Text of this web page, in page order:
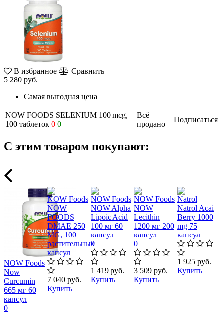
В избранное
Сравнить
5 280 руб.
Самая выгодная цена
NOW FOODS SELENIUM 100 mcg,
100 таблеток 0 0
Всё
продано
Подписаться
С этим товаром покупают:
NOW Foods
Now
Curcumin
665 мг 60
капсул
0
NOW Foods
NOW
FOODS
DMAE 250
MG, 100
растительных
капсул
7 040 руб.
Купить
NOW Foods
NOW Alpha
Lipoic Acid
100 мг 60
капсул
0
1 419 руб.
Купить
NOW Foods
NOW
Lecithin
1200 мг 200
капсул
0
3 509 руб.
Купить
Natrol
Natrol Acai
Berry 1000
mg 75
капсул
1 925 руб.
Купить